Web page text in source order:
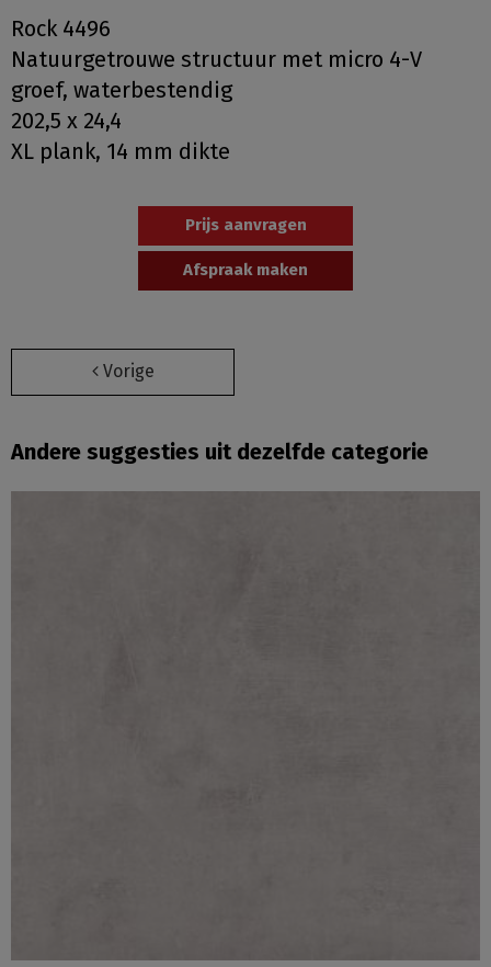
Rock 4496
Natuurgetrouwe structuur met micro 4-V
groef, waterbestendig
202,5 x 24,4
XL plank, 14 mm dikte
Prijs aanvragen
Afspraak maken
Vorige
Andere suggesties uit dezelfde categorie